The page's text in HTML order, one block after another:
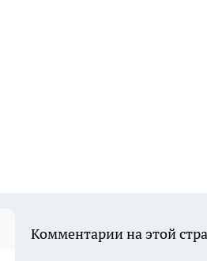
Комментарии на этой